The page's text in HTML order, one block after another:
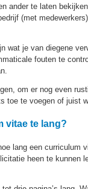
ander te laten
(met
wat je van diegene
fouten te
om er nog even
toe te voegen of juist
vitae te lang?
lang een
heen te kunnen